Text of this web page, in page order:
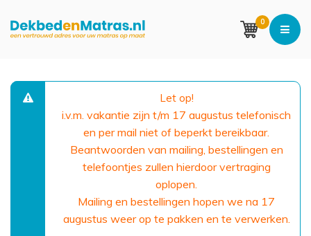
0
Let op!
i.v.m. vakantie zijn t/m 17 augustus telefonisch
en per mail niet of beperkt bereikbaar.
Beantwoorden van mailing, bestellingen en
telefoontjes zullen hierdoor vertraging
oplopen.
Mailing en bestellingen hopen we na 17
augustus weer op te pakken en te verwerken.